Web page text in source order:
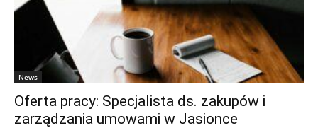
News
Oferta pracy: Specjalista ds. zakupów i
zarządzania umowami w Jasionce